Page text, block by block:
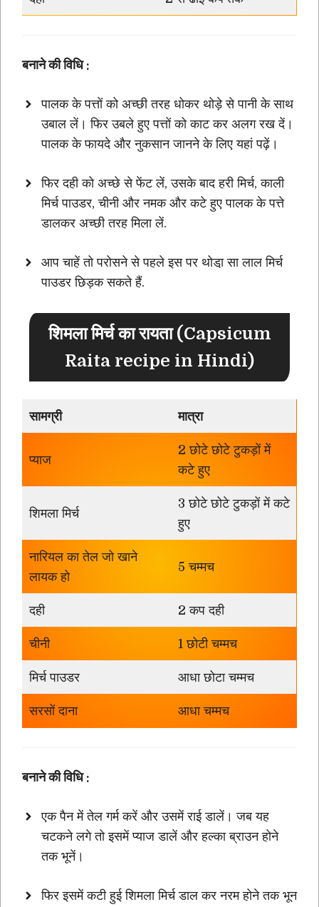
बनाने की विधि :
पालक के पत्तों को अच्छी तरह धोकर थोड़े से पानी के साथ
उबाल लें। फिर उबले हुए पत्तों को काट कर अलग रख दें।
पालक के फायदे और नुकसान जानने के लिए यहां पढ़ें।
फिर दही को अच्छे से फेंट लें, उसके बाद हरी मिर्च, काली
मिर्च पाउडर, चीनी और नमक और कटे हुए पालक के पत्ते
डालकर अच्छी तरह मिला लें.
आप चाहें तो परोसने से पहले इस पर थोडा़ सा लाल मिर्च
पाउडर छिड़क सकते हैं.
शिमला मिर्च का रायता (Capsicum
Raita recipe in Hindi)
सामग्री मात्रा
प्याज
2 छोटे छोटे टुकड़ों में
कटे हुए
शिमला मिर्च
3 छोटे छोटे टुकड़ों में कटे
हुए
नारियल का तेल जो खाने
लायक हो
5 चम्मच
दही 2 कप दही
चीनी 1 छोटी चम्मच
मिर्च पाउडर आधा छोटा चम्मच
सरसों दाना आधा चम्मच
बनाने की विधि:
एक पैन में तेल गर्म करें और उसमें राई डालें। जब यह
चटकने लगे तो इसमें प्याज डालें और हल्का ब्राउन होने
तक भूनें।
फिर इसमें कटी हुई शिमला मिर्च डाल कर नरम होने तक भून